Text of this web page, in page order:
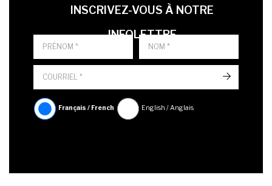
PRÉNOM
LAST NAME
INSCRIVEZ-VOUS À NOTRE
INFOLETTRE
LANGUE
Français / French English / Anglais
->